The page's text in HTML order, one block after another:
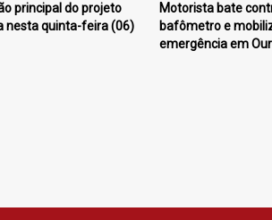
principal do projeto
nesta quinta-feira (06)
Motorista bate
bafômetro e
emergência em